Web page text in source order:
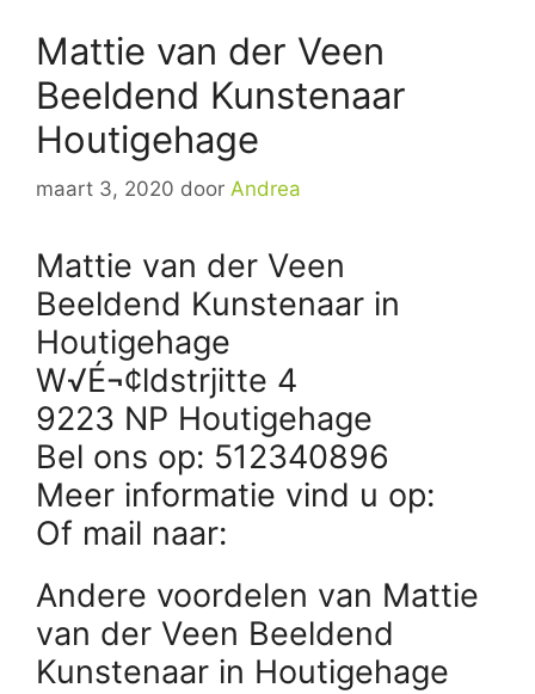
Mattie van der Veen
Beeldend Kunstenaar
Houtigehage
maart 3, 2020 door Andrea
Mattie van der Veen
Beeldend Kunstenaar in
Houtigehage
W√É¬¢ldstrjitte 4
9223 NP Houtigehage
Bel ons op: 512340896
Meer informatie vind u op:
Of mail naar:
Andere voordelen van Mattie
van der Veen Beeldend
Kunstenaar in Houtigehage